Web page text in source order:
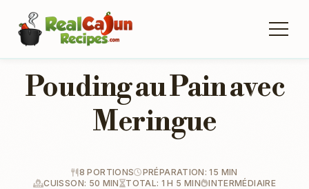
Pouding au Pain avec
Meringue
8 PORTIONS
PRÉPARATION: 15 MIN
CUISSON: 50 MIN
TOTAL: 1 H 5 MIN INTERMÉDIAIRE